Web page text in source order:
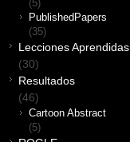
(5)
PublishedPapers
(35)
Lecciones Aprendidas
(30)
Resultados
(46)
Cartoon Abstract
(5)